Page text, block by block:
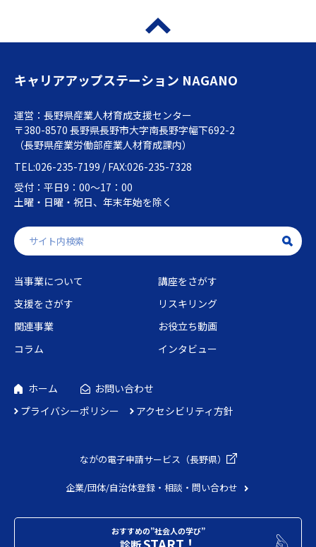
キャリアアップステーション NAGANO
運営：長野県産業人材育成支援センター
〒380-8570 長野県長野市大字南長野字幅下692-2
（長野県産業労働部産業人材育成課内）
TEL:026-235-7199 / FAX:026-235-7328
受付：平日9：00～17：00
土曜・日曜・祝日、年末年始を除く
当事業について
講座をさがす
支援をさがす
リスキリング
関連事業
お役立ち動画
コラム
インタビュー
ホーム
お問い合わせ
プライバシーポリシー
アクセシビリティ方針
ながの電子申請サービス（長野県）
企業/団体/自治体登録・相談・問い合わせ
おすすめの”社会人の学び”